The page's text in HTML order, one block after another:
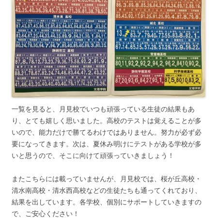
一覧を見ると、月見校でいつも頑張っている生徒の結果もあ
り、とても嬉しく思いました。高校のテストは覚えることが多
いので、能力だけで勝てるわけではありません。努力が必ず必
要になってきます。次は、夏休み明けにテストがある学校が多
いと思うので、そこに向けて頑張っていきましょう！
またこちらには載っていませんが、月見校では、桜が丘高校・
清水南高校・清水西高校などの生徒たちも通ってくれており、
結果を出しています。各学校、個別にサポートしていきますの
で、ご安心ください！